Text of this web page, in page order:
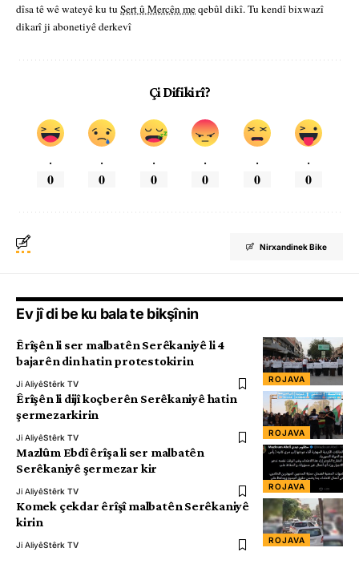
dîsa tê wê wateyê ku tu Şert û Mercên meqebûl dikî. Tu kendî bixwazî
dikarî ji abonetiyê derkevî
Çi Difikirî?
.
0
.
0
.
0
.
0
.
0
.
0
Nirxandinek Bike
Ev jî di be ku bala te bikşînin
ROJAVA
Êrîşên li ser malbatên Serêkaniyê li 4
bajarên din hatin protestokirin
Ji AliyêStêrk TV
ROJAVA
Êrîşên li dijî koçberên Serêkaniyê hatin
şermezarkirin
Ji AliyêStêrk TV
ROJAVA
Mazlûm Ebdî êrîşa li ser malbatên
Serêkaniyê şermezar kir
Ji AliyêStêrk TV
ROJAVA
Komek çekdar êrîşî malbatên Serêkaniyê
kirin
Ji AliyêStêrk TV